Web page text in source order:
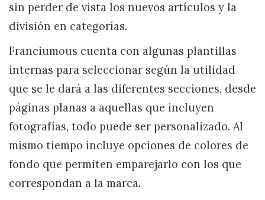
sin perder de vista los nuevos artículos y la
división en categorías.
Franciumous cuenta con algunas plantillas
internas para seleccionar según la utilidad
que se le dará a las diferentes secciones, desde
páginas planas a aquellas que incluyen
fotografías, todo puede ser personalizado. Al
mismo tiempo incluye opciones de colores de
fondo que permiten emparejarlo con los que
correspondan a la marca.